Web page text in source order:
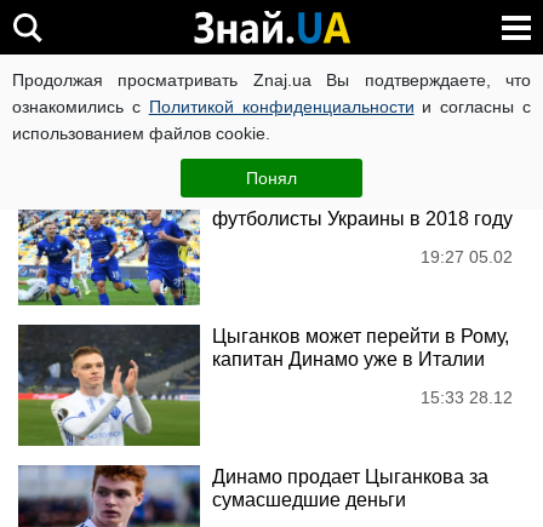
Продолжая просматривать Znaj.ua Вы подтверждаете, что
ознакомились с Политикой конфиденциальности и согласны с
использованием файлов cookie.
Понял
Віктор Циганков
Названы лучшие молодые
футболисты Украины в 2018 году
19:27 05.02
Цыганков может перейти в Рому,
капитан Динамо уже в Италии
15:33 28.12
Динамо продает Цыганкова за
сумасшедшие деньги